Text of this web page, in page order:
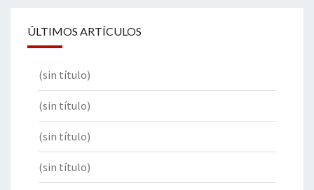
ÚLTIMOS ARTÍCULOS
(sin título)
(sin título)
(sin título)
(sin título)